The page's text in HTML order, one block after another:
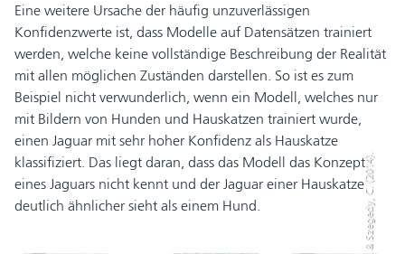
Eine weitere Ursache der häufig unzuverlässigen
Konfidenzwerte ist, dass Modelle auf Datensätzen trainiert
werden, welche keine vollständige Beschreibung der Realität
mit allen möglichen Zuständen darstellen. So ist es zum
Beispiel nicht verwunderlich, wenn ein Modell, welches nur
mit Bildern von Hunden und Hauskatzen trainiert wurde,
einen Jaguar mit sehr hoher Konfidenz als Hauskatze
klassifiziert. Das liegt daran, dass das Modell das Konzept
eines Jaguars nicht kennt und der Jaguar einer Hauskatze
deutlich ähnlicher sieht als einem Hund.